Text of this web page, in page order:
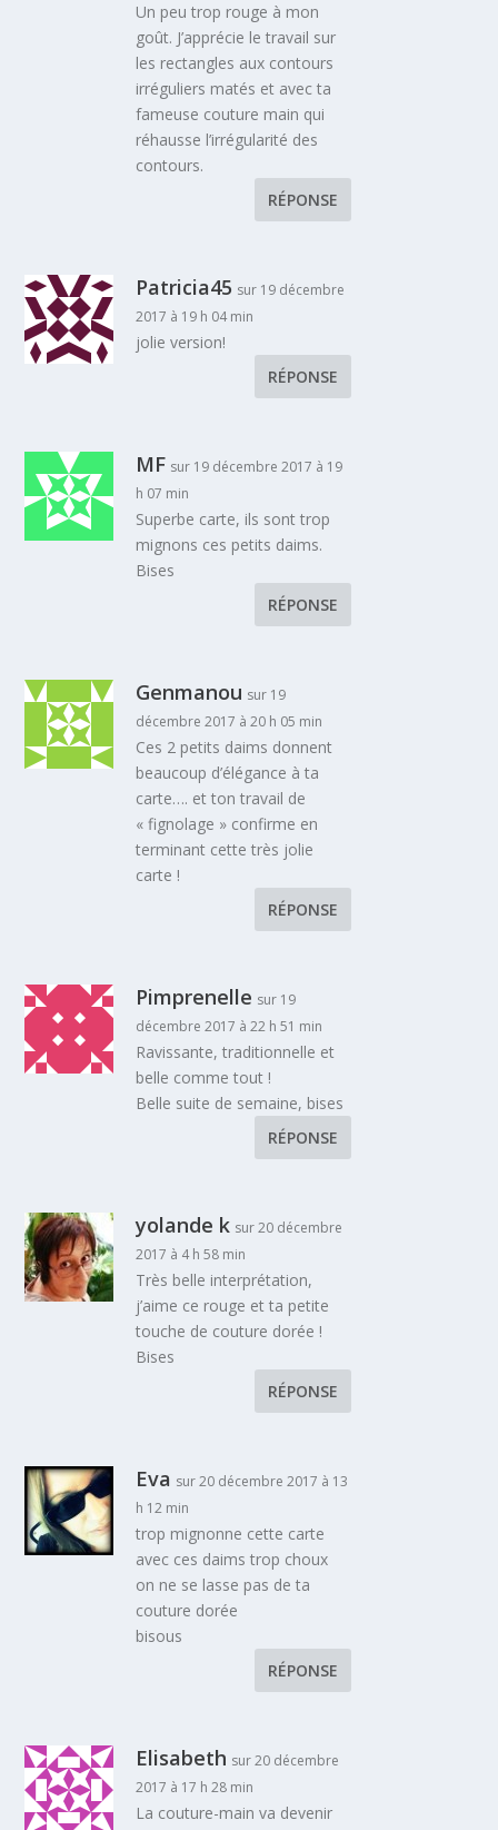
Un peu trop rouge à mon
goût. J’apprécie le travail sur
les rectangles aux contours
irréguliers matés et avec ta
fameuse couture main qui
réhausse l’irrégularité des
contours.
RÉPONSE
Patricia45 sur 19 décembre
2017 à 19 h 04 min
jolie version!
RÉPONSE
MF sur 19 décembre 2017 à 19
h 07 min
Superbe carte, ils sont trop
mignons ces petits daims.
Bises
RÉPONSE
Genmanou sur 19
décembre 2017 à 20 h 05 min
Ces 2 petits daims donnent
beaucoup d’élégance à ta
carte…. et ton travail de
« fignolage » confirme en
terminant cette très jolie
carte !
RÉPONSE
Pimprenelle sur 19
décembre 2017 à 22 h 51 min
Ravissante, traditionnelle et
belle comme tout !
Belle suite de semaine, bises
RÉPONSE
yolande k sur 20 décembre
2017 à 4 h 58 min
Très belle interprétation,
j’aime ce rouge et ta petite
touche de couture dorée !
Bises
RÉPONSE
Eva sur 20 décembre 2017 à 13
h 12 min
trop mignonne cette carte
avec ces daims trop choux
on ne se lasse pas de ta
couture dorée
bisous
RÉPONSE
Elisabeth sur 20 décembre
2017 à 17 h 28 min
La couture-main va devenir